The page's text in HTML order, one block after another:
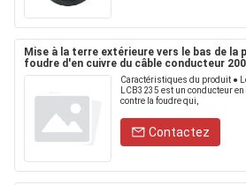
Mise à la terre extérieure vers le bas de
foudre d'en cuivre du câble conducteur
Caractéristiques du produit ●
LCB3235 est un conducteur
contre la foudre qui,
Contactez